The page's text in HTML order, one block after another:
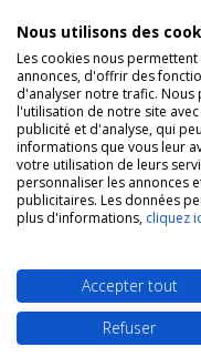
La Boutique des Chrétiens ©
référence !.
Nous utilisons des
Les cookies nous
annonces, d'offrir des
d'analyser notre trafic.
l'utilisation de notre site
publicité et d'analyse, qui
informations que vous leur
votre utilisation de leurs
personnaliser les annonces
publicitaires. Les données
plus d'informations, cliquez
Accepter tout
Refuser